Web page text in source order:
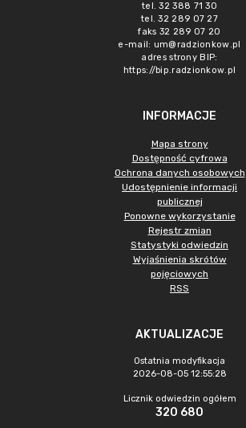
tel. 32 388 71 30
tel. 32 289 07 27
faks 32 289 07 20
e-mail: um@radzionkow.pl
adres strony BIP:
https://bip.radzionkow.pl
INFORMACJE
Mapa strony
Dostępność cyfrowa
Ochrona danych osobowych
Udostępnienie informacji
publicznej
Ponowne wykorzystanie
Rejestr zmian
Statystyki odwiedzin
Wyjaśnienia skrótów
pojęciowych
RSS
AKTUALIZACJE
Ostatnia modyfikacja
2026-08-05 12:55:28
Licznik odwiedzin ogółem
320 680